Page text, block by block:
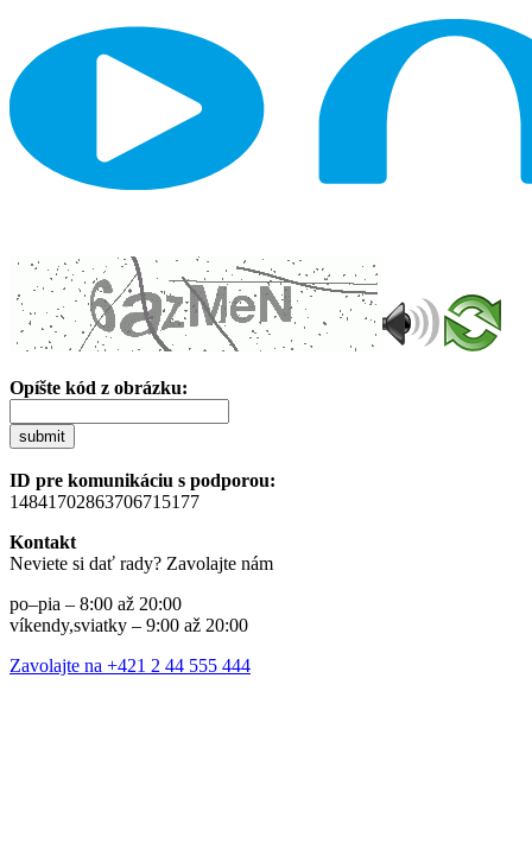
Opíšte kód z obrázku:
submit
ID pre komunikáciu s podporou:
14841702863706715177
Kontakt
Neviete si dať rady? Zavolajte nám
po–pia – 8:00 až 20:00
víkendy,sviatky – 9:00 až 20:00
Zavolajte na +421 2 44 555 444